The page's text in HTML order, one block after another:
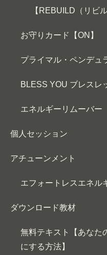
【REBUILD（リビ
お守りカード【ON】
プライマル・ペンデュ
BLESS YOU ブレスレ
エネルギーリムーバ
個人セッション
アチューンメント
エフォートレスエネル
ダウンロード教材
無料テキスト【あなた
にする方法】